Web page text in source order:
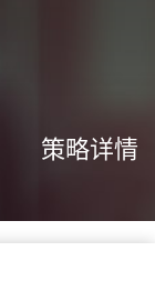
策略详情